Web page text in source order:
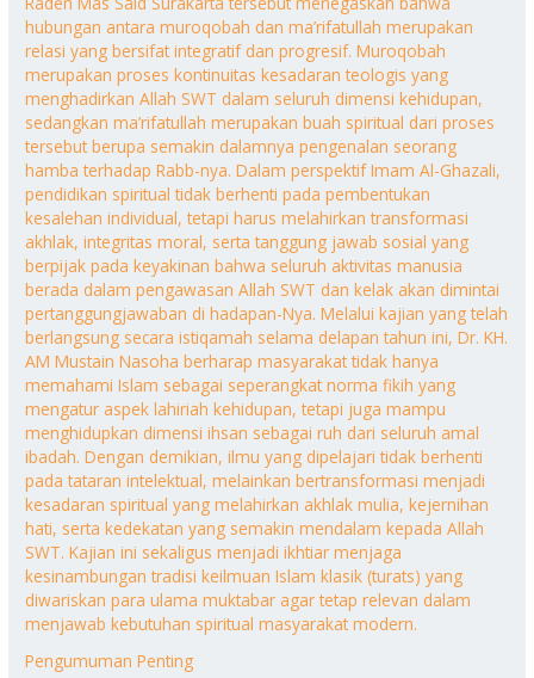
hubungan antara muroqobah dan ma’rifatullah merupakan
relasi yang bersifat integratif dan progresif. Muroqobah
merupakan proses kontinuitas kesadaran teologis yang
menghadirkan Allah SWT dalam seluruh dimensi kehidupan,
sedangkan ma’rifatullah merupakan buah spiritual dari proses
tersebut berupa semakin dalamnya pengenalan seorang
hamba terhadap Rabb-nya. Dalam perspektif Imam Al-Ghazali,
pendidikan spiritual tidak berhenti pada pembentukan
kesalehan individual, tetapi harus melahirkan transformasi
akhlak, integritas moral, serta tanggung jawab sosial yang
berpijak pada keyakinan bahwa seluruh aktivitas manusia
berada dalam pengawasan Allah SWT dan kelak akan dimintai
pertanggungjawaban di hadapan-Nya. Melalui kajian yang telah
berlangsung secara istiqamah selama delapan tahun ini, Dr. KH.
AM Mustain Nasoha berharap masyarakat tidak hanya
memahami Islam sebagai seperangkat norma fikih yang
mengatur aspek lahiriah kehidupan, tetapi juga mampu
menghidupkan dimensi ihsan sebagai ruh dari seluruh amal
ibadah. Dengan demikian, ilmu yang dipelajari tidak berhenti
pada tataran intelektual, melainkan bertransformasi menjadi
kesadaran spiritual yang melahirkan akhlak mulia, kejernihan
hati, serta kedekatan yang semakin mendalam kepada Allah
SWT. Kajian ini sekaligus menjadi ikhtiar menjaga
kesinambungan tradisi keilmuan Islam klasik (turats) yang
diwariskan para ulama muktabar agar tetap relevan dalam
menjawab kebutuhan spiritual masyarakat modern.
Pengumuman Penting